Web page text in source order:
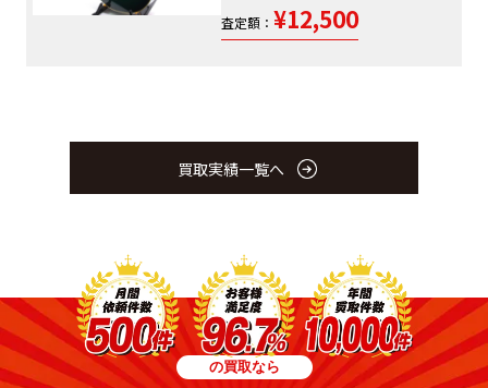
査定額： ¥12,500
買取実績一覧へ
の買取なら